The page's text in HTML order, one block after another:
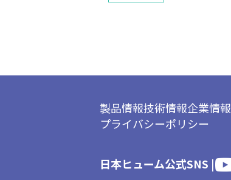
製品情報技術情報企業情報
プライバシーポリシー
日本ヒューム公式SNS |